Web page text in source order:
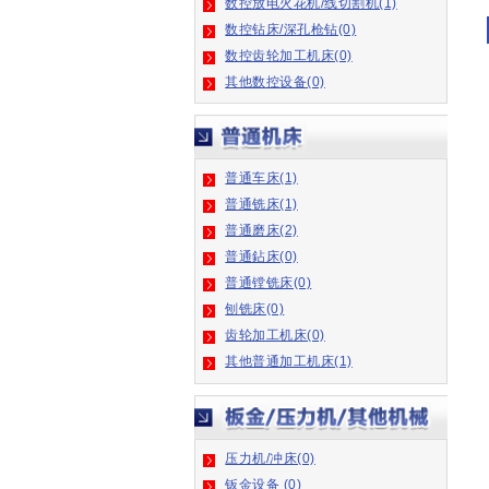
数控钻床/深孔枪钻(0)
数控齿轮加工机床(0)
其他数控设备(0)
普通车床(1)
普通铣床(1)
普通磨床(2)
普通鉆床(0)
普通镗铣床(0)
刨铣床(0)
齿轮加工机床(0)
其他普通加工机床(1)
压力机/冲床(0)
钣金设备 (0)
钢筋加工设备(0)